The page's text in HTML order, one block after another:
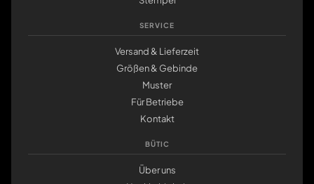
SERVICE
Versand & Lieferzeit
Größen & Gebinde
Muster
Für Betriebe
Kontakt
BÜTIC
Über uns